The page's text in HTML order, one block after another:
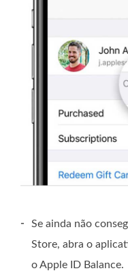
-
Se ainda não
Store, abra o
o Apple ID Balance.